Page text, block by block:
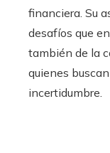
financiera. Su
desafíos que
también de la
quienes
incertidumbre.